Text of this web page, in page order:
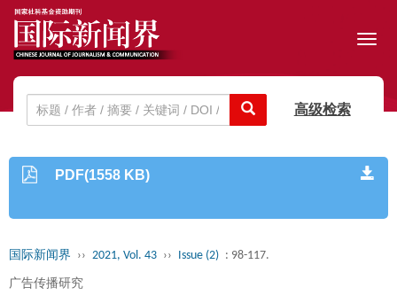
高级检索
PDF(1558 KB)
国际新闻界 ›› 2021, Vol. 43 ›› Issue (2) : 98-117.
广告传播研究